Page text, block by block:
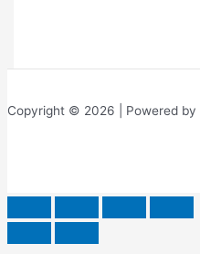
Copyright © 2026 | Powered by